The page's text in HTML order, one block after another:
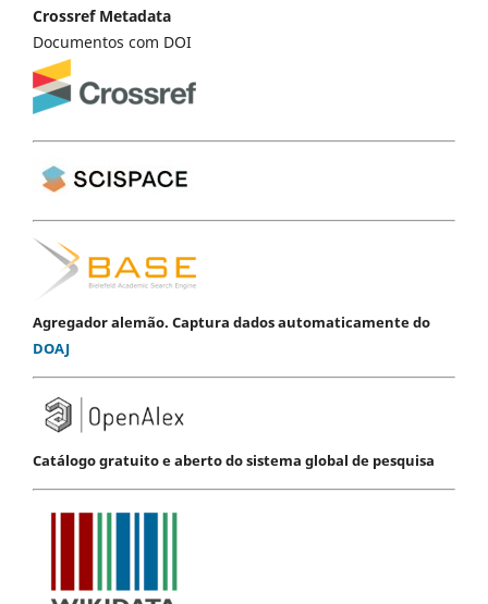
Crossref Metadata
Documentos com DOI
Agregador alemão. Captura dados automaticamente do
DOAJ
Catálogo gratuito e aberto do sistema global de pesquisa